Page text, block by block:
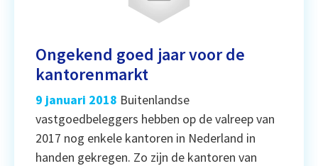
Ongekend goed jaar voor de
kantorenmarkt
9 januari 2018 Buitenlandse
vastgoedbeleggers hebben op de valreep van
2017 nog enkele kantoren in Nederland in
handen gekregen. Zo zijn de kantoren van